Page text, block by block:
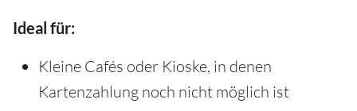
Ideal für:
Kleine Cafés oder Kioske, in denen
Kartenzahlung noch nicht möglich ist